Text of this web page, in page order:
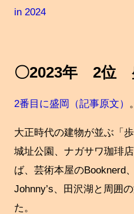
in 2024
〇2023年 2位
2番目に盛岡（記事原文） 。
大正時代の建物が並ぶ「
城址公園、ナガサワ珈琲
ば、芸術本屋のBooknerd
Johnny’s、田沢湖と周囲
た。